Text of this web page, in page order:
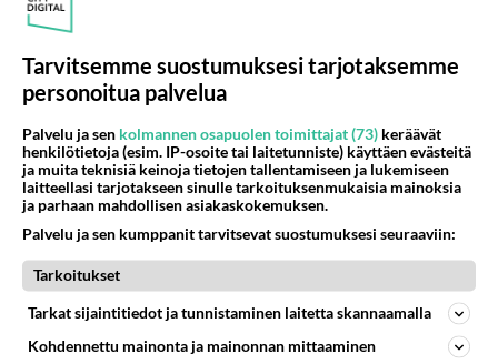
Anonyymi
2024-02-29 19:26:35
Aku ajaa 313-kilpisellä autolla.
Äänestä Kommentoi
Anonyymi
2024-03-02 15:08:19
Kyllä se akku liikkuu siinä mukana.
Kun eihän autollakaan ajeta, vaan autoa ajetaan.
Tarvitsemme suostumuksesi tarjotaksemme
personoitua palvelua
Palvelu ja sen kolmannen osapuolen toimittajat (73) keräävät
henkilötietoja (esim. IP-osoite tai laitetunniste) käyttäen evästeitä
ja muita teknisiä keinoja tietojen tallentamiseen ja lukemiseen
laitteellasi tarjotakseen sinulle tarkoituksenmukaisia mainoksia
ja parhaan mahdollisen asiakaskokemuksen.
Palvelu ja sen kumppanit tarvitsevat suostumuksesi seuraaviin:
Tarkoitukset
Tarkat sijaintitiedot ja tunnistaminen laitetta skannaamalla
Kohdennettu mainonta ja mainonnan mittaaminen